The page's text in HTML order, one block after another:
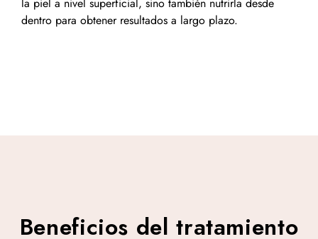
dentro para obtener resultados a largo plazo.
Beneficios del tratamiento